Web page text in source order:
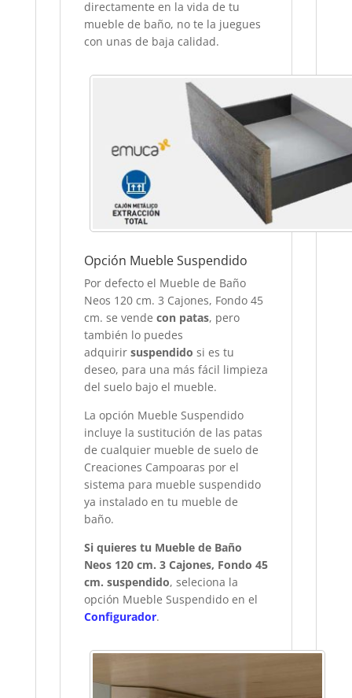
directamente en la vida de tu
mueble de baño, no te la juegues
con unas de baja calidad.
Opción Mueble Suspendido
Por defecto el Mueble de Baño
Neos 120 cm. 3 Cajones, Fondo 45
cm. se vende con patas, pero
también lo puedes
adquirir suspendido si es tu
deseo, para una más fácil limpieza
del suelo bajo el mueble.
La opción Mueble Suspendido
incluye la sustitución de las patas
de cualquier mueble de suelo de
Creaciones Campoaras por el
sistema para mueble suspendido
ya instalado en tu mueble de
baño.
Si quieres tu Mueble de Baño
Neos 120 cm. 3 Cajones, Fondo 45
cm. suspendido, seleciona la
opción Mueble Suspendido en el
Configurador.